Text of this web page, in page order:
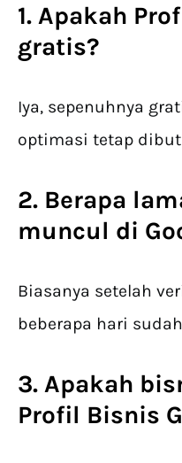
1. Apakah
gratis?
Iya, sepenuhnya
optimasi tetap
2. Berapa
muncul di
Biasanya setelah
beberapa hari
3. Apakah
Profil Bisnis